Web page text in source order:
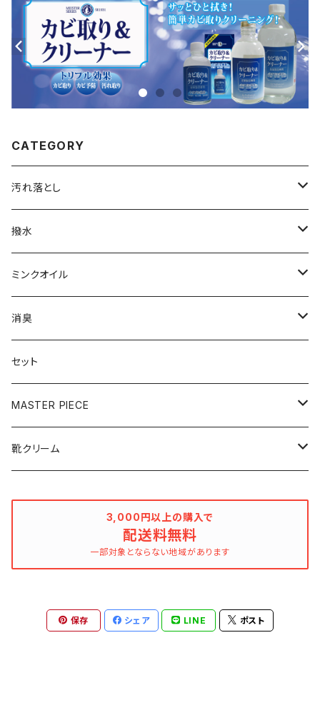
CATEGORY
汚れ落とし
カビ取り＆クリーナー
70mL
280mL
レザークリーナー
レザーシャンプー
撥水
撥水スプレー
撥水クリーム
ミンクオイル
クリームタイプ
45mL
120mL
リキッドタイプ
100mL
500mL
消臭
靴・ブーツ用
セット
MASTER PIECE
クリーナー
靴クリーム
3,000円以上の購入で
配送料無料
一部対象とならない地域があります
保存 シェア LINE ポスト